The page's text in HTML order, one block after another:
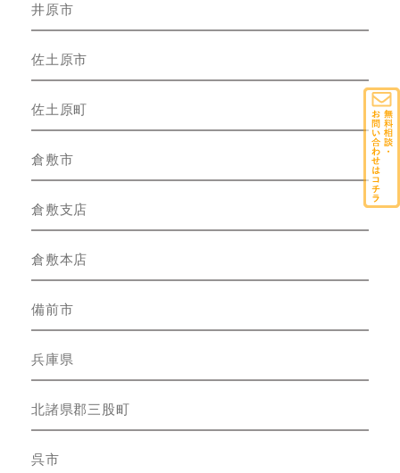
井原市
佐土原市
佐土原町
倉敷市
倉敷支店
倉敷本店
備前市
兵庫県
北諸県郡三股町
呉市